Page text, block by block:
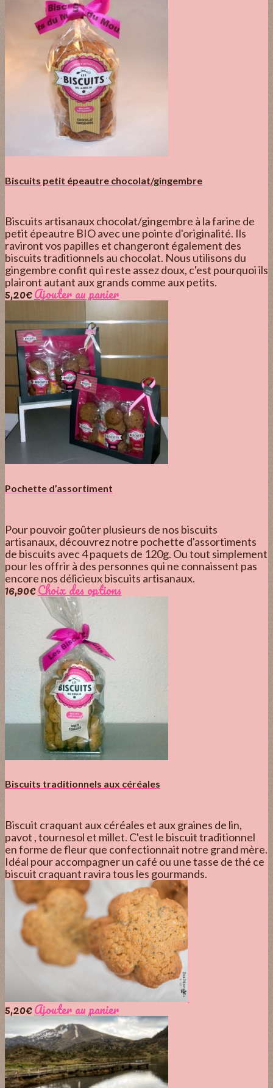
Biscuits petit épeautre chocolat/gingembre
Biscuits artisanaux chocolat/gingembre à la farine de
petit épeautre BIO avec une pointe d'originalité. Ils
raviront vos papilles et changeront également des
biscuits traditionnels au chocolat. Nous utilisons du
gingembre confit qui reste assez doux, c'est pourquoi ils
plairont autant aux grands comme aux petits.
5,20€Ajouter au panier
Pochette d’assortiment
Pour pouvoir goûter plusieurs de nos biscuits
artisanaux, découvrez notre pochette d'assortiments
de biscuits avec 4 paquets de 120g. Ou tout simplement
pour les offrir à des personnes qui ne connaissent pas
encore nos délicieux biscuits artisanaux.
16,90€Choix des options
Biscuits traditionnels aux céréales
Biscuit craquant aux céréales et aux graines de lin,
pavot , tournesol et millet. C'est le biscuit traditionnel
en forme de fleur que confectionnait notre grand mère.
Idéal pour accompagner un café ou une tasse de thé ce
biscuit craquant ravira tous les gourmands.
5,20€Ajouter au panier